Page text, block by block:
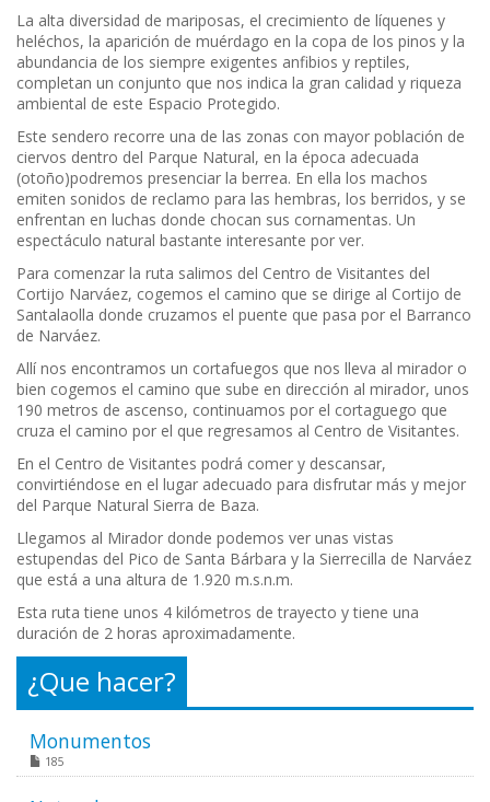
La alta diversidad de mariposas, el crecimiento de líquenes y
heléchos, la aparición de muérdago en la copa de los pinos y la
abundancia de los siempre exigentes anfibios y reptiles,
completan un conjunto que nos indica la gran calidad y riqueza
ambiental de este Espacio Protegido.
Este sendero recorre una de las zonas con mayor población de
ciervos dentro del Parque Natural, en la época adecuada
(otoño)podremos presenciar la berrea. En ella los machos
emiten sonidos de reclamo para las hembras, los berridos, y se
enfrentan en luchas donde chocan sus cornamentas. Un
espectáculo natural bastante interesante por ver.
Para comenzar la ruta salimos del Centro de Visitantes del
Cortijo Narváez, cogemos el camino que se dirige al Cortijo de
Santalaolla donde cruzamos el puente que pasa por el Barranco
de Narváez.
Allí nos encontramos un cortafuegos que nos lleva al mirador o
bien cogemos el camino que sube en dirección al mirador, unos
190 metros de ascenso, continuamos por el cortaguego que
cruza el camino por el que regresamos al Centro de Visitantes.
En el Centro de Visitantes podrá comer y descansar,
convirtiéndose en el lugar adecuado para disfrutar más y mejor
del Parque Natural Sierra de Baza.
Llegamos al Mirador donde podemos ver unas vistas
estupendas del Pico de Santa Bárbara y la Sierrecilla de Narváez
que está a una altura de 1.920 m.s.n.m.
Esta ruta tiene unos 4 kilómetros de trayecto y tiene una
duración de 2 horas aproximadamente.
¿Que hacer?
Monumentos
185